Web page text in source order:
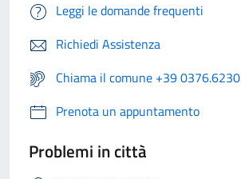
Leggi le domande frequenti
Richiedi Assistenza
Chiama il comune +39 0376.6230
Prenota un appuntamento
Problemi in città